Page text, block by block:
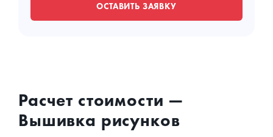
ОСТАВИТЬ ЗАЯВКУ
Расчет стоимости —
Вышивка рисунков